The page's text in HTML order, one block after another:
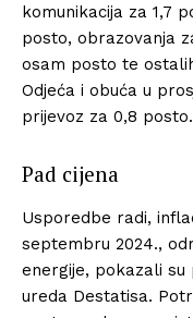
komunikacija za 1,7
posto, obrazovanja
osam posto te
Odjeća i obuća u
prijevoz za 0,8 posto.
Pad cijena
Usporedbe radi,
septembru 2024.,
energije, pokazali
ureda Destatisa.